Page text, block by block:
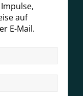
auf
E-Mail.